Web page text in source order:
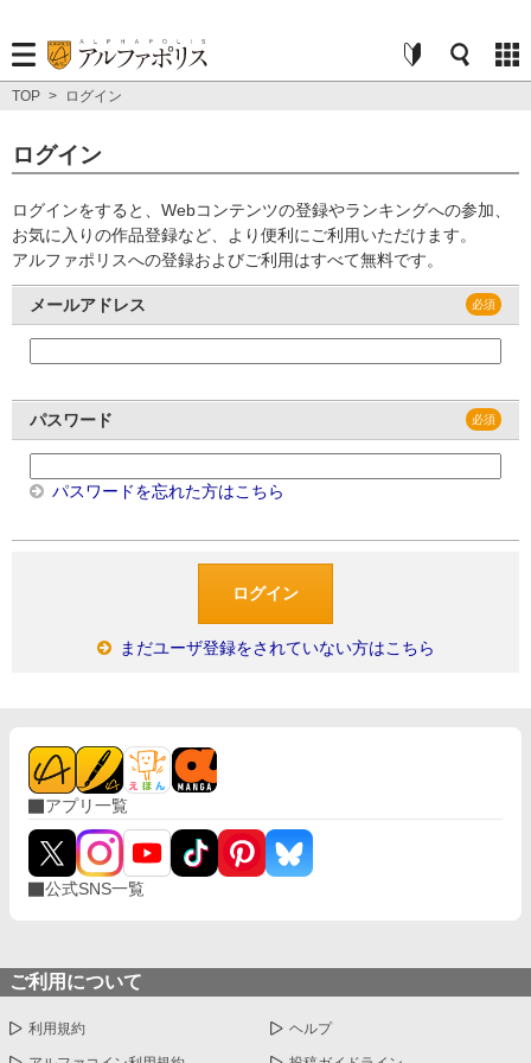
TOP > ログイン
ログイン
ログインをすると、Webコンテンツの登録やランキングへの参加、
お気に入りの作品登録など、より便利にご利用いただけます。
アルファポリスへの登録およびご利用はすべて無料です。
メールアドレス
パスワード
パスワードを忘れた方はこちら
まだユーザ登録をされていない方はこちら
アプリ一覧
公式SNS一覧
ご利用について
利用規約 ヘルプ